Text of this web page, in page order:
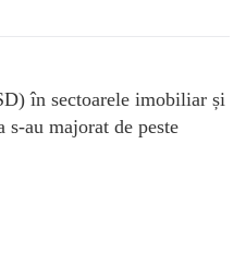
în sectoarele imobiliar și
au majorat de peste